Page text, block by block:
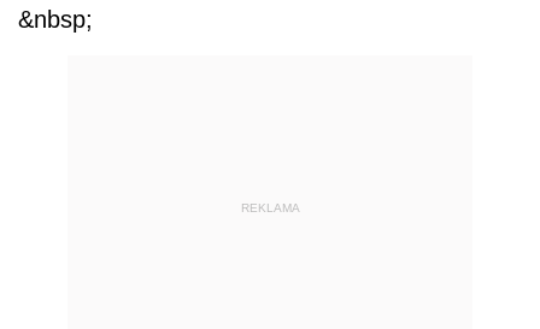
&nbsp;
REKLAMA